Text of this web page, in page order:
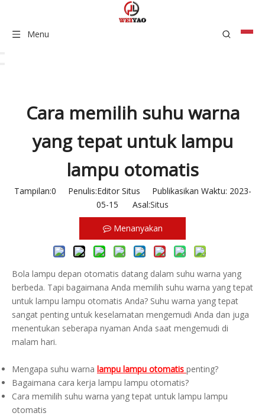
Menu
Cara memilih suhu warna
yang tepat untuk lampu
lampu otomatis
Tampilan:0 Penulis:Editor Situs Publikasikan Waktu: 2023-
05-15 Asal:Situs
Menanyakan
Bola lampu depan otomatis datang dalam suhu warna yang
berbeda. Tapi bagaimana Anda memilih suhu warna yang tepat
untuk lampu lampu otomatis Anda? Suhu warna yang tepat
sangat penting untuk keselamatan mengemudi Anda dan juga
menentukan seberapa nyaman Anda saat mengemudi di
malam hari.
Mengapa suhu warna lampu lampu otomatis penting?
Bagaimana cara kerja lampu lampu otomatis?
Cara memilih suhu warna yang tepat untuk lampu lampu
otomatis